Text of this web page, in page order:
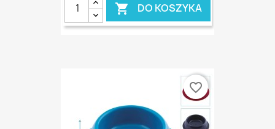
 DO KOSZYKA
favorite_border